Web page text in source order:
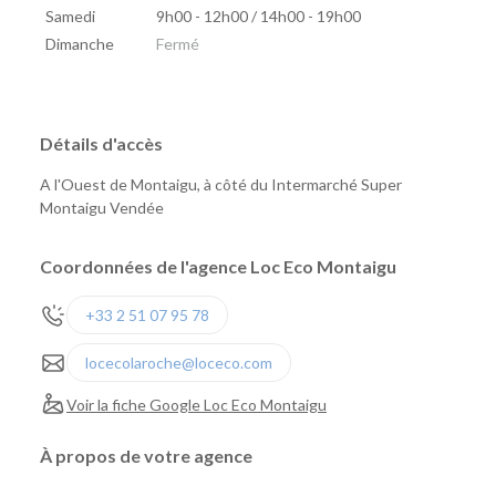
Samedi
9h00 - 12h00 / 14h00 - 19h00
Dimanche
Fermé
Détails d'accès
A l'Ouest de Montaigu, à côté du Intermarché Super
Montaigu Vendée
Coordonnées de l'agence Loc Eco Montaigu
+33 2 51 07 95 78
locecolaroche@loceco.com
Voir la fiche Google Loc Eco Montaigu
À propos de votre agence